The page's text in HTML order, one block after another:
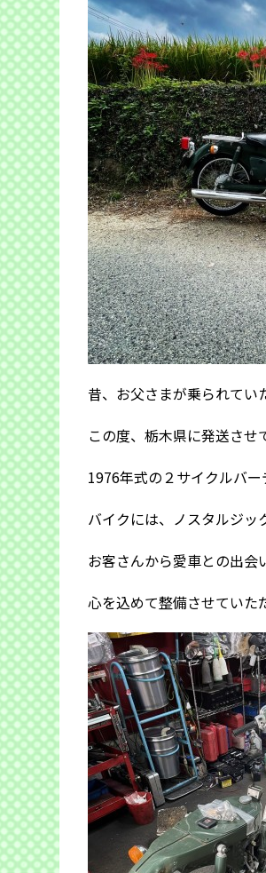
昔、お父さまが乗られてい
この度、栃木県に発送させ
1976年式の２サイクルバ
バイクには、ノスタルジッ
お客さんから愛車との出会
心を込めて整備させていた